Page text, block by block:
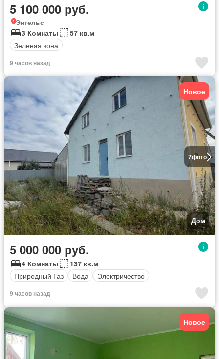
5 100 000 руб.
Энгельс
3 Комнаты
57 кв.м
Зеленая зона
9 часов назад
7фото
Новое
Дом
5 000 000 руб.
4 Комнаты
137 кв.м
Природный Газ
Вода Электричество
9 часов назад
Новое